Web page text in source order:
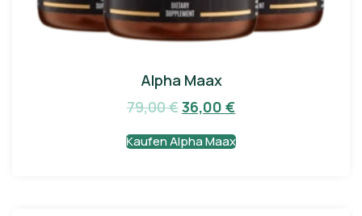
Alpha Maax
79,00€36,00 €
Kaufen Alpha Maax